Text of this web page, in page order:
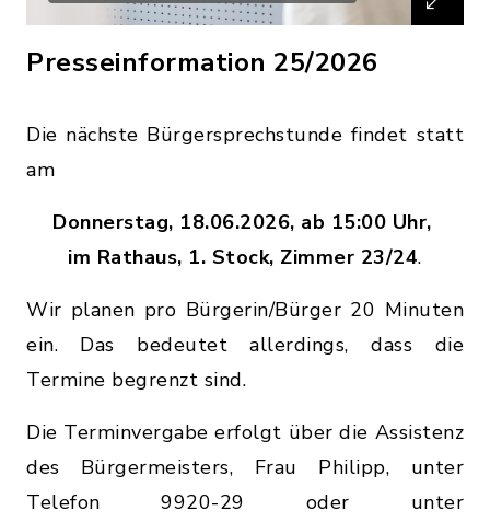
Presseinformation 25/2026
Die nächste Bürgersprechstunde findet statt
am
Donnerstag, 18.06.2026, ab 15:00 Uhr,
im Rathaus, 1. Stock, Zimmer 23/24.
Wir planen pro Bürgerin/Bürger 20 Minuten
ein. Das bedeutet allerdings, dass die
Termine begrenzt sind.
Die Terminvergabe erfolgt über die Assistenz
des Bürgermeisters, Frau Philipp, unter
Telefon 9920-29 oder unter